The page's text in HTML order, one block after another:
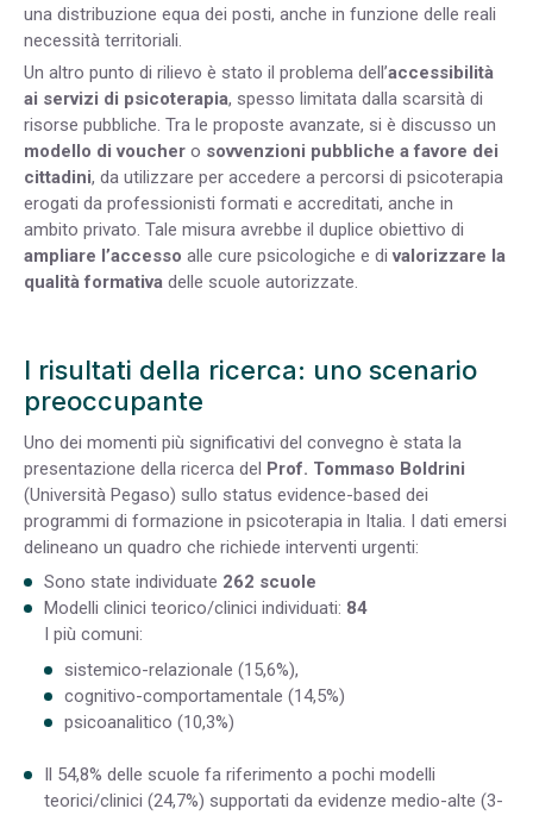
una distribuzione equa dei posti, anche in funzione delle reali
necessità territoriali.
Un altro punto di rilievo è stato il problema dell’accessibilità
ai servizi di psicoterapia, spesso limitata dalla scarsità di
risorse pubbliche. Tra le proposte avanzate, si è discusso un
modello di voucher o sovvenzioni pubbliche a favore dei
cittadini, da utilizzare per accedere a percorsi di psicoterapia
erogati da professionisti formati e accreditati, anche in
ambito privato. Tale misura avrebbe il duplice obiettivo di
ampliare l’accesso alle cure psicologiche e divalorizzare la
qualità formativa delle scuole autorizzate.
I risultati della ricerca: uno scenario
preoccupante
Uno dei momenti più significativi del convegno è stata la
presentazione della ricerca del Prof. Tommaso Boldrini
(Università Pegaso) sullo status evidence-based dei
programmi di formazione in psicoterapia in Italia. I dati emersi
delineano un quadro che richiede interventi urgenti:
Sono state individuate 262 scuole
Modelli clinici teorico/clinici individuati: 84
I più comuni:
sistemico-relazionale (15,6%),
cognitivo-comportamentale (14,5%)
psicoanalitico (10,3%)
Il 54,8% delle scuole fa riferimento a pochi modelli
teorici/clinici (24,7%) supportati da evidenze medio-alte (3-